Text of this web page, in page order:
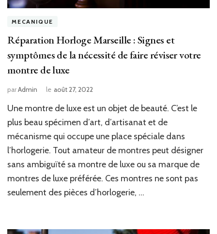
MECANIQUE
Réparation Horloge Marseille : Signes et
symptômes de la nécessité de faire réviser votre
montre de luxe
parAdmin le août 27, 2022
Une montre de luxe est un objet de beauté. C’est le
plus beau spécimen d’art, d’artisanat et de
mécanisme qui occupe une place spéciale dans
l’horlogerie. Tout amateur de montres peut désigner
sans ambiguïté sa montre de luxe ou sa marque de
montres de luxe préférée. Ces montres ne sont pas
seulement des pièces d’horlogerie, …